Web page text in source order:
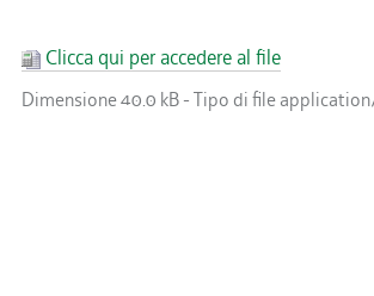
Clicca qui per accedere al file
Dimensione40.0 kB- Tipo di file